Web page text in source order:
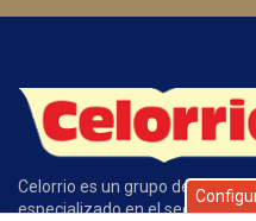
Celorrio es un grupo de
especializado en el sector de